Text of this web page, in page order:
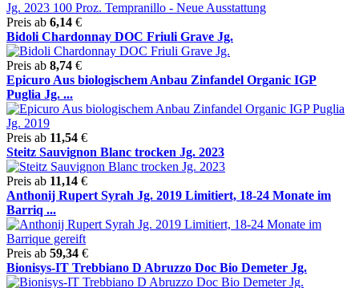
Preis ab 6,14 €
Bidoli Chardonnay DOC Friuli Grave Jg.
Preis ab 8,74 €
Epicuro Aus biologischem Anbau Zinfandel Organic IGP
Puglia Jg. ...
Preis ab 11,54 €
Steitz Sauvignon Blanc trocken Jg. 2023
Preis ab 11,14 €
Anthonij Rupert Syrah Jg. 2019 Limitiert, 18-24 Monate im
Barriq ...
Preis ab 59,34 €
Bionisys-IT Trebbiano D Abruzzo Doc Bio Demeter Jg.